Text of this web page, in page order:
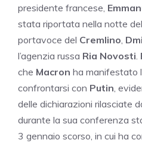
presidente francese,
stata riportata nella notte
portavoce del Cremlino,
l’agenzia russa Ria Novosti.
che Macron ha manifestato
confrontarsi con Putin,
delle dichiarazioni rilasciate
durante la sua conferenza
3 gennaio scorso, in cui ha